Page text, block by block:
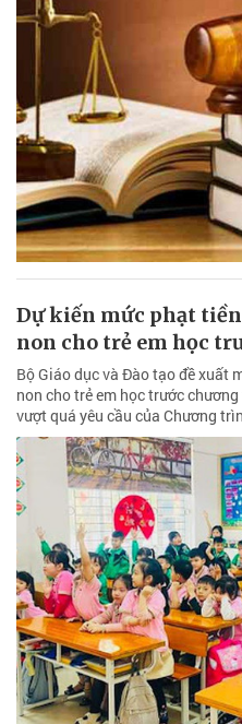
Dự kiến mức phạt
non cho trẻ em học
Bộ Giáo dục và Đào tạo đề xuất
non cho trẻ em học trước
vượt quá yêu cầu của Chương